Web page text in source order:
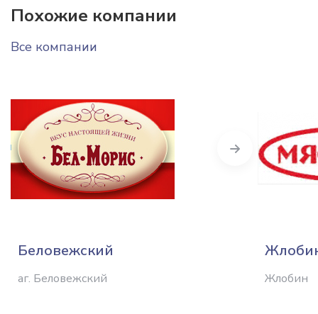
Похожие компании
Все компании
Беловежский
аг. Беловежский Жлобин
Next